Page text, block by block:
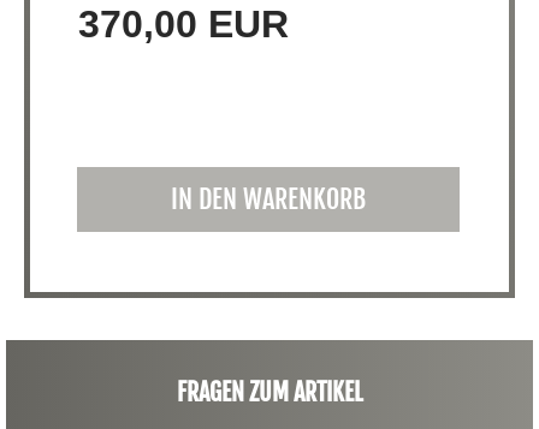
370,00 EUR
IN DEN WARENKORB
FRAGEN ZUM ARTIKEL